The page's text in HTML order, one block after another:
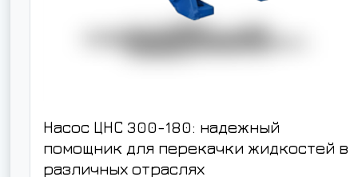
Насос ЦНС 300-180: надежный
помощник для перекачки жидкостей в
различных отраслях